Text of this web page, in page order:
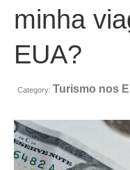
Ajuda
Notícias
Contacto
Português
minha
EUA?
Category: Turismo nos